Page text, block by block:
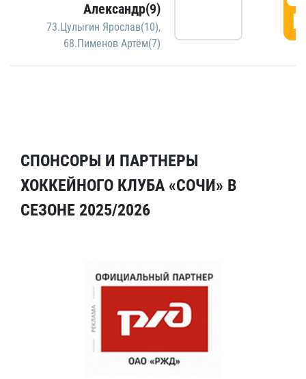
Александр(9)
73.Цулыгин Ярослав(10),
68.Пименов Артём(7)
СПОНСОРЫ И ПАРТНЕРЫ
ХОККЕЙНОГО КЛУБА «СОЧИ» В
СЕЗОНЕ 2025/2026